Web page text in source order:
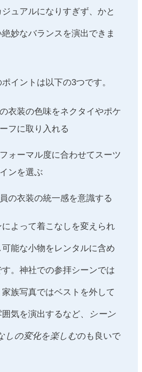
ュアルになりすぎず、かと
妙なバランスを演出できま
イントは以下の3つです。
衣装の色味をネクタイやポケ
フに取り入れる
ォーマル度に合わせてスーツ
ンを選ぶ
の衣装の統一感を意識する
よって着こなしを変えられ
能な小物をレンタルに含め
。神社での参拝シーンでは
族写真ではベストを外して
気を演出するなど、 シーン
しの変化を楽しむのも良いで